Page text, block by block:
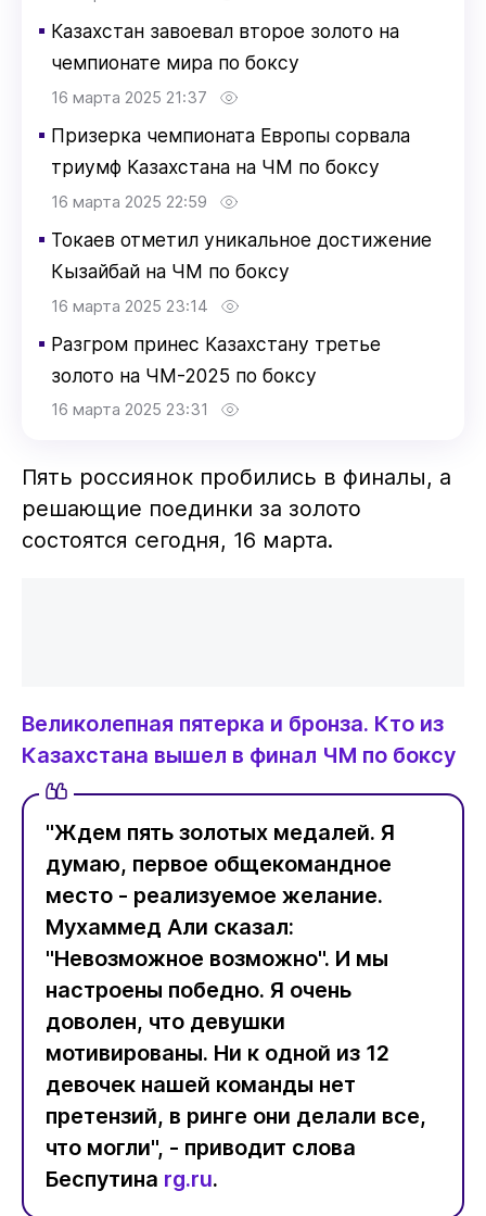
▪ Казахстан завоевал второе золото на
чемпионате мира по боксу
16 марта 2025 21:37
▪ Призерка чемпионата Европы сорвала
триумф Казахстана на ЧМ по боксу
16 марта 2025 22:59
▪ Токаев отметил уникальное достижение
Кызайбай на ЧМ по боксу
16 марта 2025 23:14
▪ Разгром принес Казахстану третье
золото на ЧМ-2025 по боксу
16 марта 2025 23:31
Пять россиянок пробились в финалы, а
решающие поединки за золото
состоятся сегодня, 16 марта.
Великолепная пятерка и бронза. Кто из
Казахстана вышел в финал ЧМ по боксу
"Ждем пять золотых медалей. Я
думаю, первое общекомандное
место - реализуемое желание.
Мухаммед Али сказал:
"Невозможное возможно". И мы
настроены победно. Я очень
доволен, что девушки
мотивированы. Ни к одной из 12
девочек нашей команды нет
претензий, в ринге они делали все,
что могли", - приводит слова
Беспутина rg.ru.